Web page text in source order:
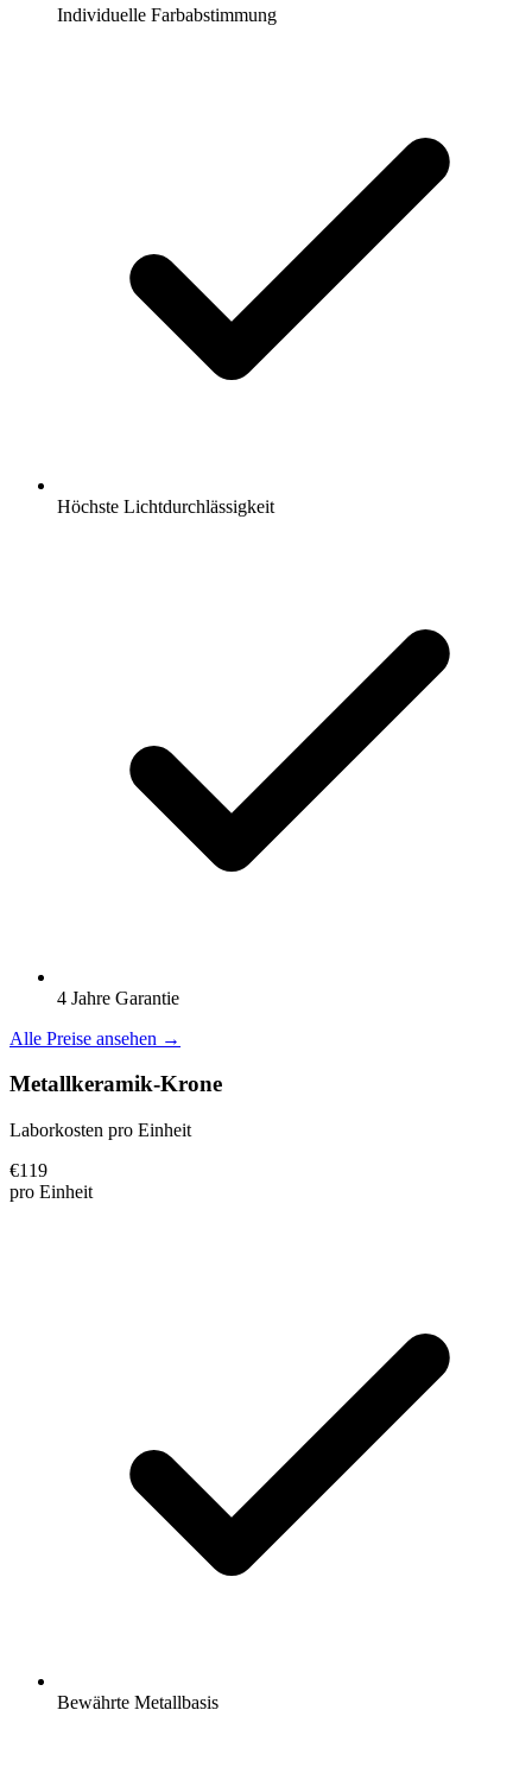
Individuelle Farbabstimmung
Höchste Lichtdurchlässigkeit
4 Jahre Garantie
Alle Preise ansehen →
Metallkeramik-Krone
Laborkosten pro Einheit
€119
pro Einheit
Bewährte Metallbasis